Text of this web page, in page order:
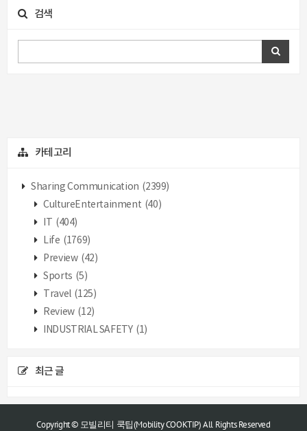
검색
카테고리
Sharing Communication (2399)
CultureEntertainment (40)
(404)
Life (1769)
Preview (42)
Sports (5)
Travel (125)
Review (12)
INDUSTRIAL SAFETY (1)
최근 글
Copyright © 모빌리티 쿡팁(Mobility COOKTIP) All Rights Reserved